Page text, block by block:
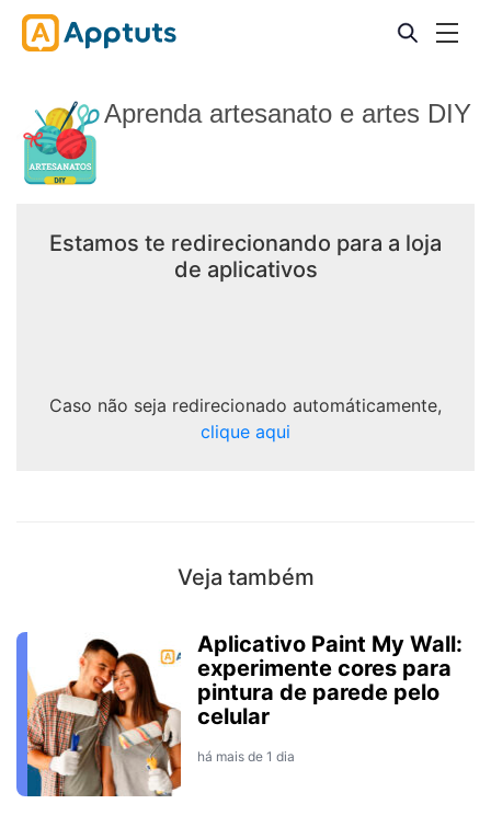
Aprenda artesanato e artes DIY
Estamos te redirecionando para a loja
de aplicativos
Caso não seja redirecionado automáticamente,
clique aqui
Veja também
Aplicativo Paint My Wall:
experimente cores para
pintura de parede pelo
celular
há mais de 1 dia